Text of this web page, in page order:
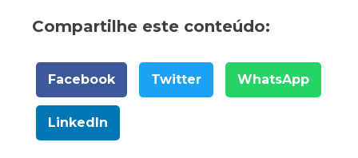
Compartilhe este conteúdo:
Facebook Twitter WhatsApp
LinkedIn